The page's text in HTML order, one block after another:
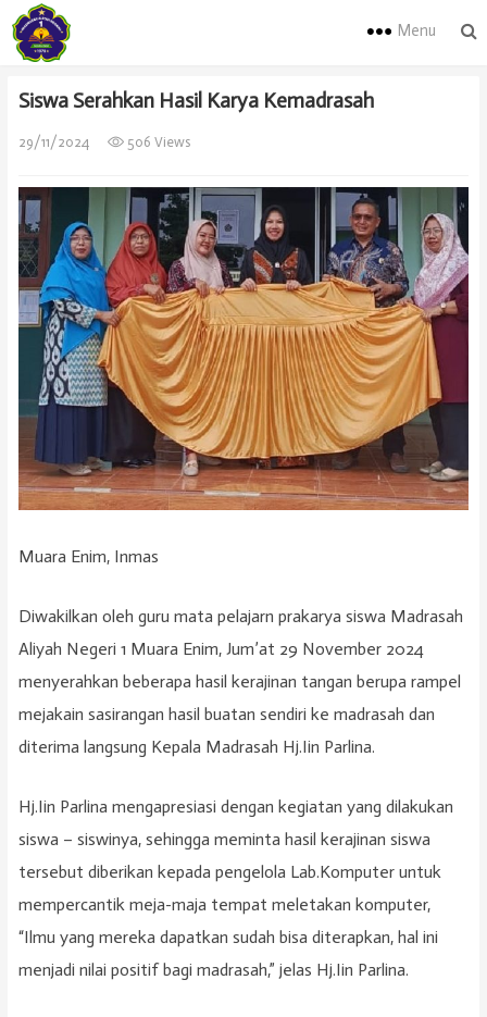
Menu
Siswa Serahkan Hasil Karya Kemadrasah
29/11/2024 506 Views
Muara Enim, Inmas
Diwakilkan oleh guru mata pelajarn prakarya siswa Madrasah
Aliyah Negeri 1 Muara Enim, Jum’at 29 November 2024
menyerahkan beberapa hasil kerajinan tangan berupa rampel
mejakain sasirangan hasil buatan sendiri ke madrasah dan
diterima langsung Kepala Madrasah Hj.Iin Parlina.
Hj.Iin Parlina mengapresiasi dengan kegiatan yang dilakukan
siswa – siswinya, sehingga meminta hasil kerajinan siswa
tersebut diberikan kepada pengelola Lab.Komputer untuk
mempercantik meja-maja tempat meletakan komputer,
“Ilmu yang mereka dapatkan sudah bisa diterapkan, hal ini
menjadi nilai positif bagi madrasah,” jelas Hj.Iin Parlina.